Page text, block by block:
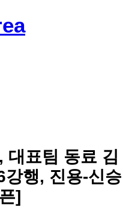
대표팀 동료 김
행, 진용-신승
]